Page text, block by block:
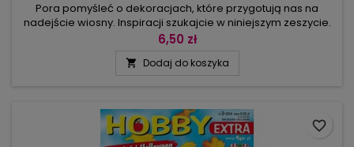
Pora pomyśleć o dekoracjach, które przygotują nas na
nadejście wiosny. Inspiracji szukajcie w niniejszym zeszycie.
W nim propozycje bajecznie kolorowych obrazków
pszczółka śpiąca na kwiatku, barwne motyle, rozśpiewane
6,50 zł
 Dodaj do koszyka
favorite_border